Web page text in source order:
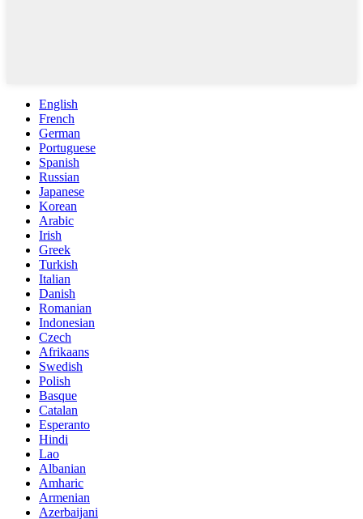
English
French
German
Portuguese
Spanish
Russian
Japanese
Korean
Arabic
Irish
Greek
Turkish
Italian
Danish
Romanian
Indonesian
Czech
Afrikaans
Swedish
Polish
Basque
Catalan
Esperanto
Hindi
Lao
Albanian
Amharic
Armenian
Azerbaijani